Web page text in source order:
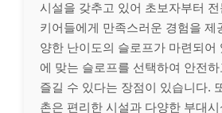
시설을 갖추고 있어 초보자부터
키어들에게 만족스러운 경험을 제
양한 난이도의 슬로프가 마련되어
에 맞는 슬로프를 선택하여 안전
즐길 수 있다는 장점이 있습니다.
촌은 편리한 시설과 다양한 부대